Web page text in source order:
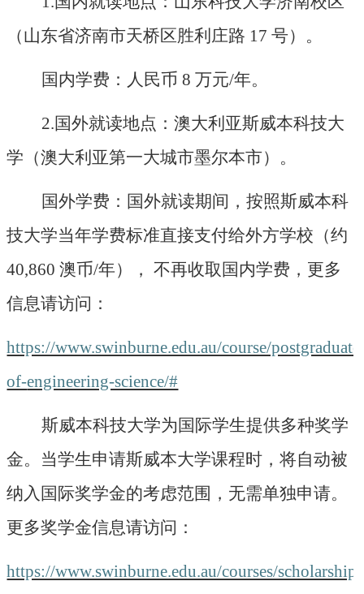
（山东省济南市天桥区胜利庄路 17 号）。
国内学费：人民币 8 万元/年。
2.国外就读地点：澳大利亚斯威本科技大
学（澳大利亚第一大城市墨尔本市）。
国外学费：国外就读期间，按照斯威本科
技大学当年学费标准直接支付给外方学校（约
40,860 澳币/年）， 不再收取国内学费，更多
信息请访问：
https://www.swinburne.edu.au/course/
of-engineering-science/#
斯威本科技大学为国际学生提供多种奖学
金。当学生申请斯威本大学课程时，将自动被
纳入国际奖学金的考虑范围，无需单独申请。
更多奖学金信息请访问：
https://www.swinburne.edu.au/courses/